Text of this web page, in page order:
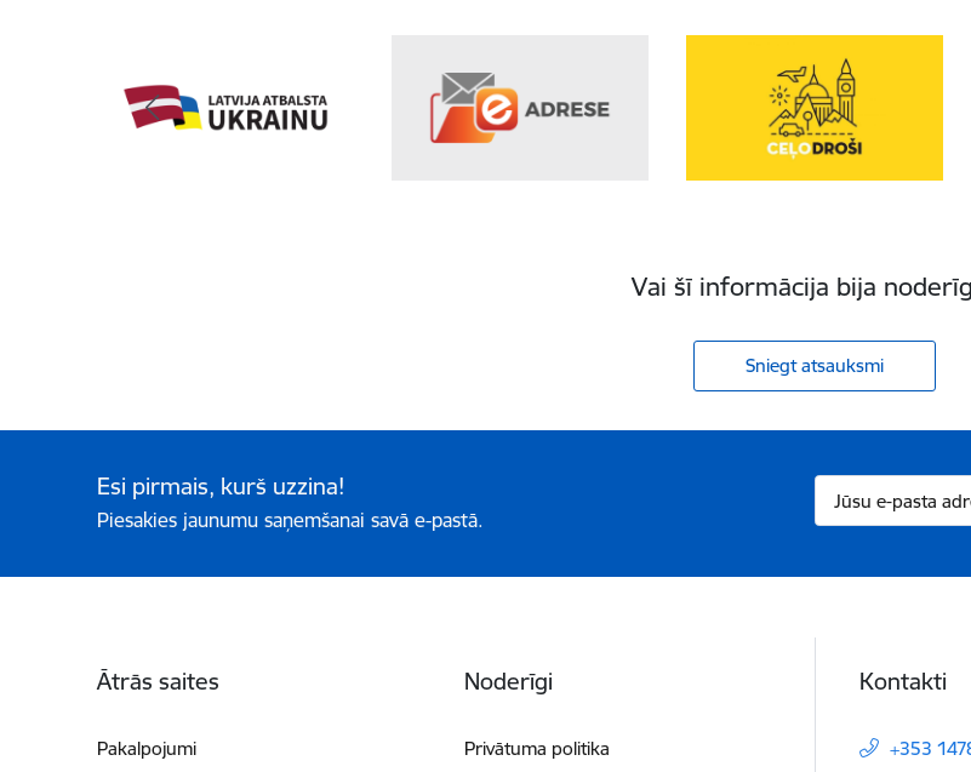
Vai šī informācija bija
Sniegt atsauksmi
Esi pirmais, kurš uzzina!
Piesakies jaunumu saņemšanai savā e-pastā.
Ātrās saites
Pakalpojumi
Noderīgi
Privātuma politika
Kontakti
+353